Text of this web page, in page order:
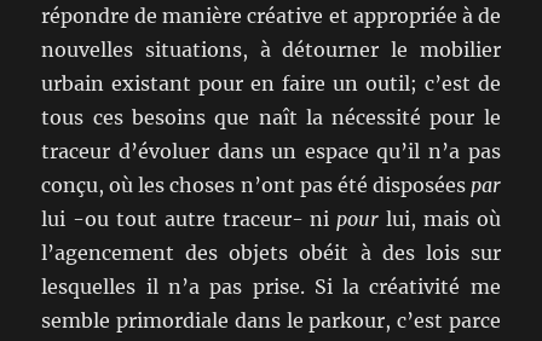
répondre de manière créative et appropriée à de
nouvelles situations, à détourner le mobilier
urbain existant pour en faire un outil; c’est de
tous ces besoins que naît la nécessité pour le
traceur d’évoluer dans un espace qu’il n’a pas
conçu, où les choses n’ont pas été disposées par
lui -ou tout autre traceur- nipour lui, mais où
l’agencement des objets obéit à des lois sur
lesquelles il n’a pas prise. Si la créativité me
semble primordiale dans le parkour, c’est parce